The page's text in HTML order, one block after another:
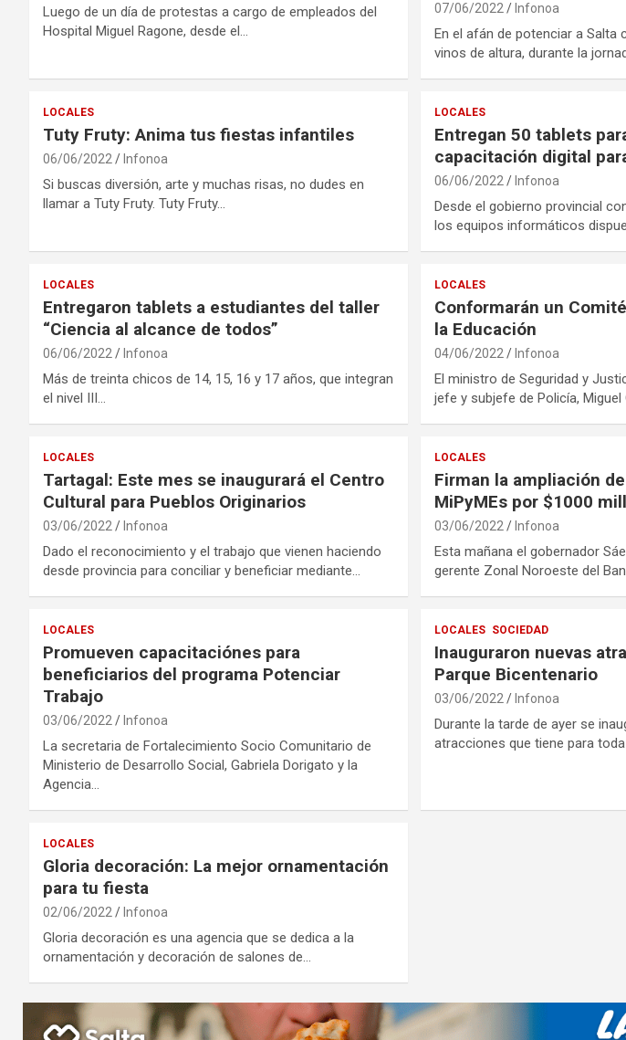
Luego de un día de protestas a cargo de empleados del
Hospital Miguel Ragone, desde el…
07/06/2022 Infonoa
En el afán de potenciar a Salta
vinos de altura, durante la
LOCALES
Tuty Fruty: Anima tus fiestas infantiles
06/06/2022 Infonoa
Si buscas diversión, arte y muchas risas, no dudes en
llamar a Tuty Fruty. Tuty Fruty…
LOCALES
Entregan 50 tablets
capacitación digital
06/06/2022 Infonoa
Desde el gobierno provincial
los equipos informáticos
LOCALES
Entregaron tablets a estudiantes del taller
“Ciencia al alcance de todos”
06/06/2022 Infonoa
Más de treinta chicos de 14, 15, 16 y 17 años, que integran
el nivel III…
LOCALES
Conformarán un
la Educación
04/06/2022 Infonoa
El ministro de Seguridad y
jefe y subjefe de Policía,
LOCALES
Tartagal: Este mes se inaugurará el Centro
Cultural para Pueblos Originarios
03/06/2022 Infonoa
Dado el reconocimiento y el trabajo que vienen haciendo
desde provincia para conciliar y beneficiar mediante…
LOCALES
Firman la ampliación
MiPyMEs por $1000
03/06/2022 Infonoa
Esta mañana el gobernador
gerente Zonal Noroeste del
LOCALES
Promueven capacitaciónes para
beneficiarios del programa Potenciar
Trabajo
03/06/2022 Infonoa
La secretaria de Fortalecimiento Socio Comunitario de
Ministerio de Desarrollo Social, Gabriela Dorigato y la
Agencia…
LOCALES SOCIEDAD
Inauguraron nuevas
Parque Bicentenario
03/06/2022 Infonoa
Durante la tarde de ayer se
atracciones que tiene para
LOCALES
Gloria decoración: La mejor ornamentación
para tu fiesta
02/06/2022 Infonoa
Gloria decoración es una agencia que se dedica a la
ornamentación y decoración de salones de…